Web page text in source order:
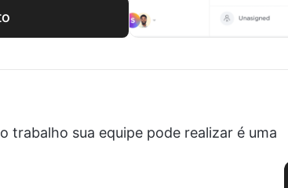
sua equipe pode realizar é uma